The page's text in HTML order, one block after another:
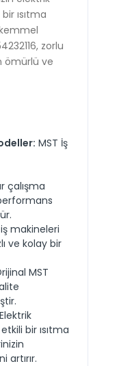
ısıtma
zorlu
ömürlü ve
MST İş
çalışma
makineleri
ve kolay bir
MST
Elektrik
bir ısıtma
artırır.